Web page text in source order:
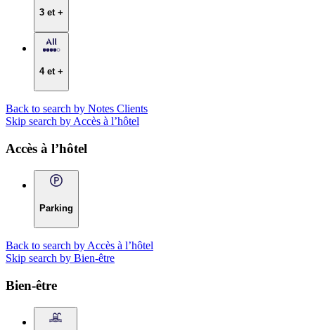
3 et +
4 et +
Back to search by Notes Clients
Skip search by Accès à l’hôtel
Accès à l’hôtel
Parking
Back to search by Accès à l’hôtel
Skip search by Bien-être
Bien-être